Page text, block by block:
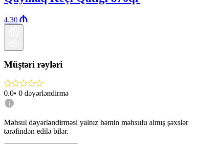
4.30
Müştəri rəyləri
0.0• 0 dəyərləndirmə
Məhsul dəyərləndirməsi yalnız həmin məhsulu almış şəxslər
tərəfindən edilə bilər.